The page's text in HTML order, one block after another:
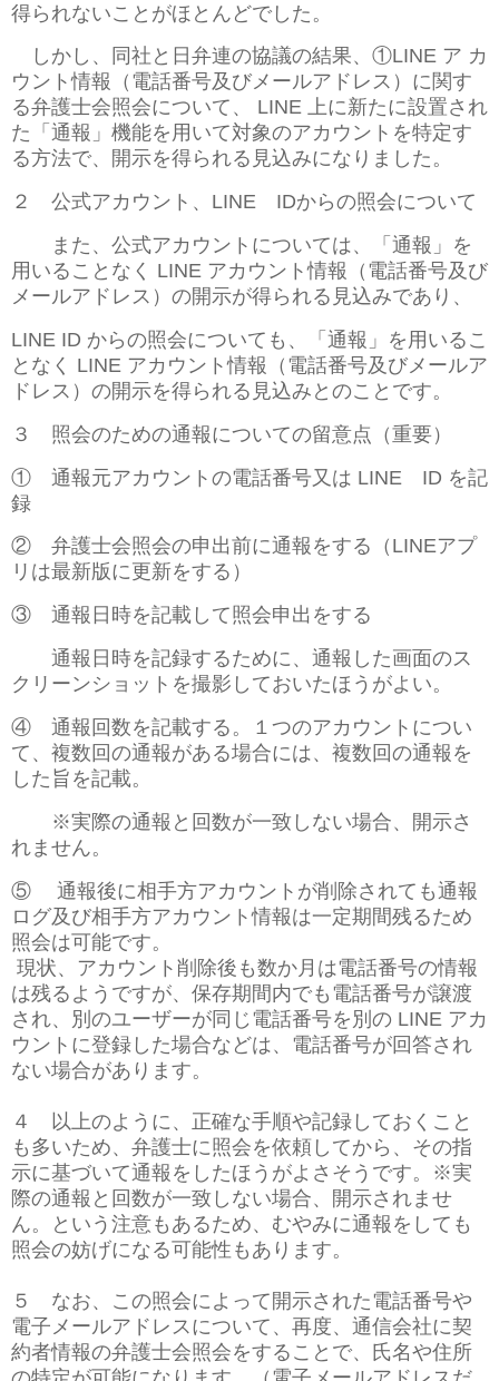
得られないことがほとんどでした。
しかし、同社と日弁連の協議の結果、①LINE ア カ
ウント情報（電話番号及びメールアドレス）に関す
る弁護士会照会について、 LINE 上に新たに設置され
た「通報」機能を用いて対象のアカウントを特定す
る方法で、開示を得られる見込みになりました。
２ 公式アカウント、LINE IDからの照会について
また、公式アカウントについては、「通報」を
用いることなく LINE アカウ ント情報（電話番号及び
メールアドレス）の開示が得られる見込みであり、
LINE ID からの照会についても、「通報」を用いるこ
となく LINE アカウント情報（電話番号及びメールア
ドレス）の開示を得られる見込みとのことです。
３ 照会のための通報についての留意点（重要）
① 通報元アカウントの電話番号又は LINE ID を記
録
② 弁護士会照会の申出前に通報をする（LINEアプ
リは最新版に更新をする）
③ 通報日時を記載して照会申出をする
通報日時を記録するために、通報した画面のス
クリーンショットを撮影しておいたほうがよい。
④ 通報回数を記載する。
１つのアカウントについ
て、複数回の通報がある場合には、複数回の通報を
した旨を記載。
※実際の通報と回数が一致 しない場合、開示さ
れません。
⑤
通報後に相手方アカウントが削除されても通報
ログ及び相手方アカウント情報は一定期間残るため
照会は可能です。
現状、アカウント削除後も数か月は電話番号の情報
は残るようですが、保存期間内でも電話番号が譲渡
され、別のユーザーが同じ電話番号を別の LINE アカ
ウントに登録した場合などは、電話番号が回答され
ない場合があります。
４ 以上のように、正確な手順や記録しておくこと
も多いため、弁護士に照会を依頼してから、その指
示に基づいて通報をしたほうがよさそうです。 ※実
際の通報と回数が一致 しない場合、開示されませ
ん。という注意もあるため、むやみに通報をしても
照会の妨げになる可能性もあります。
５ なお、この照会によって開示された電話番号や
電子メールアドレスについて、再度、通信会社に契
約者情報の弁護士会照会をすることで、氏名や住所